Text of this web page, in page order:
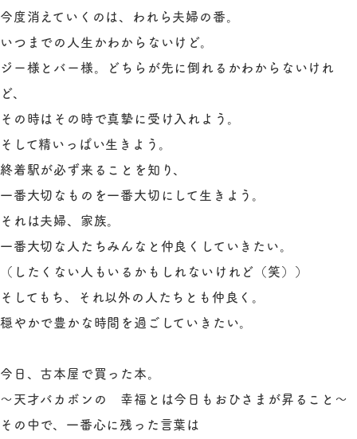
今度消えていくのは、われら夫婦の番。
いつまでの人生かわからないけど。
ジー様とバー様。どちらが先に倒れるかわからないけれ
ど、
その時はその時で真摯に受け入れよう。
そして精いっぱい生きよう。
終着駅が必ず来ることを知り、
一番大切なものを一番大切にして生きよう。
それは夫婦、家族。
一番大切な人たちみんなと仲良くしていきたい。
（したくない人もいるかもしれないけれど（笑））
そしてもち、それ以外の人たちとも仲良く。
穏やかで豊かな時間を過ごしていきたい。
今日、古本屋で買った本。
～天才バカボンの 幸福とは今日もおひさまが昇ること～
その中で、一番心に残った言葉は